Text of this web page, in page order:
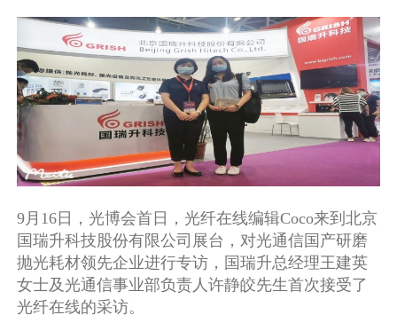
9月16日，光博会首日，光纤在线编辑Coco来到北京
国瑞升科技股份有限公司展台，对光通信国产研磨
抛光耗材领先企业进行专访，国瑞升总经理王建英
女士及光通信事业部负责人许静皎先生首次接受了
光纤在线的采访。